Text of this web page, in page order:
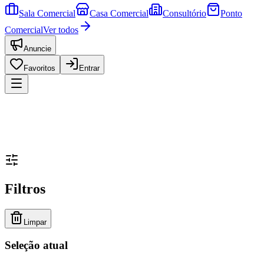
Sala Comercial Casa Comercial Consultório
Ponto
ComercialVer todos
Anuncie
Favoritos Entrar
Filtros
Limpar
Seleção atual